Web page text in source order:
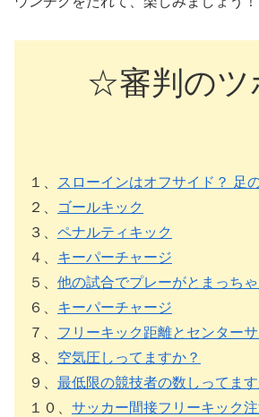
☆審判の
１、
スローインはオフサイド？ 足
２、
ゴールキック
３、 ペナルティキック
４、 キーパーチャージ
５、 他の試合でプレーがとまっちゃ
６、 キーパーチャージ
７、 フリーキック距離とセンター
８、 空気圧しってますか？
９、 最低限の競技者の数しってます
１０、 サッカー間接フリーキック